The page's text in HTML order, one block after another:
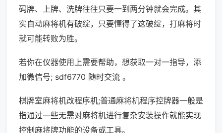
码牌、上牌、洗牌往往只要一到两分钟就会完成。其
实自动麻将机有破绽，只要懂得了这破绽，打麻将时
就可能转败为胜。
若你在仪器使用上需要帮助，想获取一对一指导，添
加微信号; sdf6770 随时交流 。
棋牌室麻将机改程序机;普通麻将机程序控牌器一般是
指通过一些无需对麻将机进行复杂安装操作就能实现
控制麻将牌功能的设备或工具。